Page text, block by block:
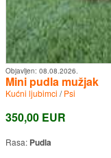
Objavljen: 08.08.2026.
Mini pudla mužjak
Kućni ljubimci /Psi
350,00 EUR
Rasa: Pudla